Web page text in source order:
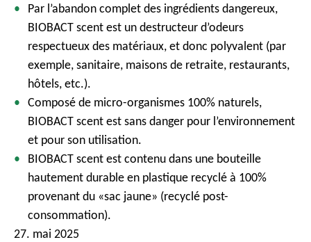
Par l’abandon complet des ingrédients dangereux,
BIOBACT scent est un destructeur d’odeurs
respectueux des matériaux, et donc polyvalent (par
exemple, sanitaire, maisons de retraite, restaurants,
hôtels, etc.).
Composé de micro-organismes 100% naturels,
BIOBACT scent est sans danger pour l’environnement
et pour son utilisation.
BIOBACT scent est contenu dans une bouteille
hautement durable en plastique recyclé à 100%
provenant du «sac jaune» (recyclé post-
consommation).
27. mai 2025